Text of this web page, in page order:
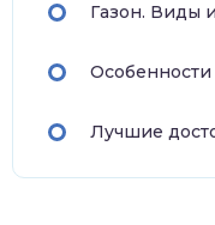
Газон. Виды
Лучшие